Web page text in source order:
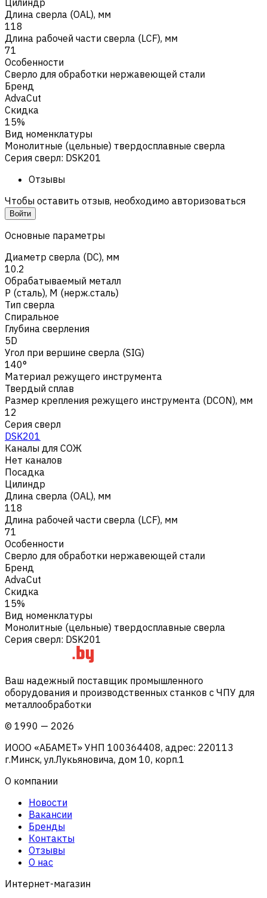
Длина сверла (OAL), мм
118
Длина рабочей части сверла (LCF), мм
71
Особенности
Сверло для обработки нержавеющей стали
Бренд
AdvaCut
Скидка
15%
Вид номенклатуры
Монолитные (цельные) твердосплавные сверла
Серия сверл: DSK201
Отзывы
Чтобы оставить отзыв, необходимо авторизоваться
Войти
Основные параметры
Диаметр сверла (DC), мм
10.2
Обрабатываемый металл
Р (сталь), M (нерж.сталь)
Тип сверла
Спиральное
Глубина сверления
5D
Угол при вершине сверла (SIG)
140°
Материал режущего инструмента
Твердый сплав
Размер крепления режущего инструмента (DCON), мм
12
Серия сверл
DSK201
Каналы для СОЖ
Нет каналов
Посадка
Цилиндр
Длина сверла (OAL), мм
118
Длина рабочей части сверла (LCF), мм
71
Особенности
Сверло для обработки нержавеющей стали
Бренд
AdvaCut
Скидка
15%
Вид номенклатуры
Монолитные (цельные) твердосплавные сверла
Серия сверл: DSK201
Ваш надежный поставщик промышленного
оборудования и производственных станков с ЧПУ для
металлообработки
© 1990 — 2026
ИООО «АБАМЕТ» УНП 100364408, адрес: 220113
г.Минск, ул.Лукьяновича, дом 10, корп.1
О компании
Новости
Вакансии
Бренды
Контакты
Отзывы
О нас
Интернет-магазин